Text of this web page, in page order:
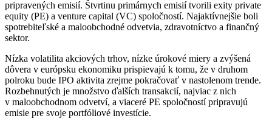
pripravených emisií. Štvrtinu primárnych emisií tvorili exity private
equity (PE) a venture capital (VC) spoločností. Najaktívnejšie boli
spotrebiteľské a maloobchodné odvetvia, zdravotníctvo a finančný
sektor.
Nízka volatilita akciových trhov, nízke úrokové miery a zvýšená
dôvera v európsku ekonomiku prispievajú k tomu, že v druhom
polroku bude IPO aktivita zrejme pokračovať v nastolenom trende.
Rozbehnutých je množstvo ďalších transakcií, najviac z nich
v maloobchodnom odvetví, a viaceré PE spoločností pripravujú
emisie pre svoje portfóliové investície.